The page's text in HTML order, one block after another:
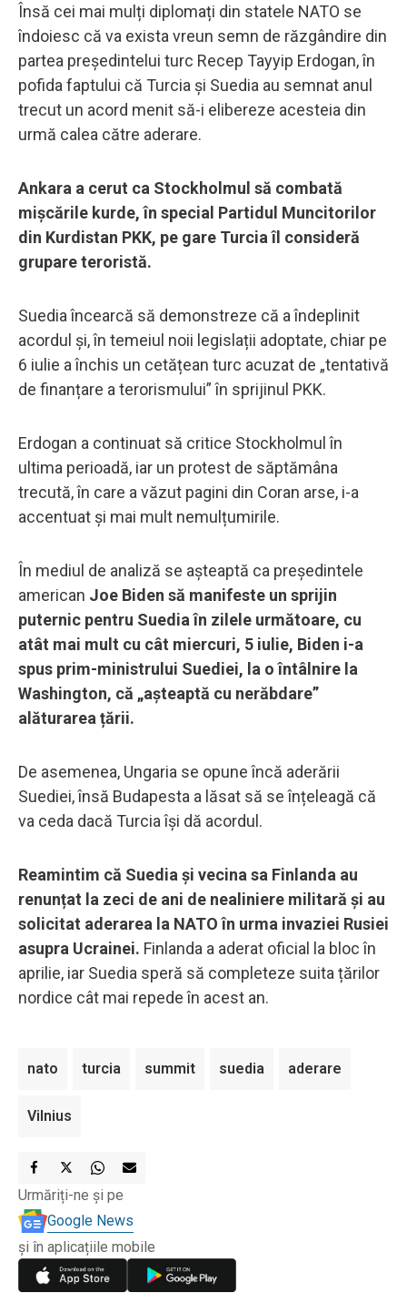
Însă cei mai mulți diplomați din statele NATO se
îndoiesc că va exista vreun semn de răzgândire din
partea președintelui turc Recep Tayyip Erdogan, în
pofida faptului că Turcia și Suedia au semnat anul
trecut un acord menit să-i elibereze acesteia din
urmă calea către aderare.
Ankara a cerut ca Stockholmul să combată
mișcările kurde, în special Partidul Muncitorilor
din Kurdistan PKK, pe gare Turcia îl consideră
grupare teroristă.
Suedia încearcă să demonstreze că a îndeplinit
acordul și, în temeiul noii legislații adoptate, chiar pe
6 iulie a închis un cetățean turc acuzat de „tentativă
de finanțare a terorismului” în sprijinul PKK.
Erdogan a continuat să critice Stockholmul în
ultima perioadă, iar un protest de săptămâna
trecută, în care a văzut pagini din Coran arse, i-a
accentuat și mai mult nemulțumirile.
În mediul de analiză se așteaptă ca președintele
american Joe Biden să manifeste un sprijin
puternic pentru Suedia în zilele următoare, cu
atât mai mult cu cât miercuri, 5 iulie, Biden i-a
spus prim-ministrului Suediei, la o întâlnire la
Washington, că „așteaptă cu nerăbdare”
alăturarea țării.
De asemenea, Ungaria se opune încă aderării
Suediei, însă Budapesta a lăsat să se înțeleagă că
va ceda dacă Turcia își dă acordul.
Reamintim că Suedia și vecina sa Finlanda au
renunțat la zeci de ani de nealiniere militară și au
solicitat aderarea la NATO în urma invaziei Rusiei
asupra Ucrainei. Finlanda a aderat oficial la bloc în
aprilie, iar Suedia speră să completeze suita țărilor
nordice cât mai repede în acest an.
nato turcia summit suedia aderare
Vilnius
Urmăriți-ne și pe
Google News
și în aplicațiile mobile